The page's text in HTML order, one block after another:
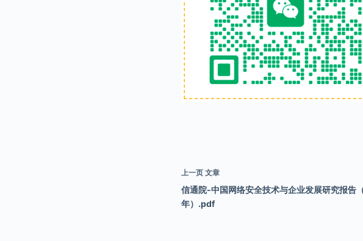
上一页 文章
信通院-中国网络安全技术与企业发展研究报告
年）.pdf